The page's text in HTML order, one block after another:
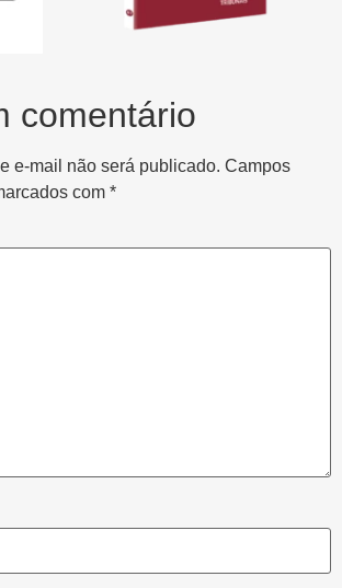
comentário
e-mail não será publicado. Campos
com *